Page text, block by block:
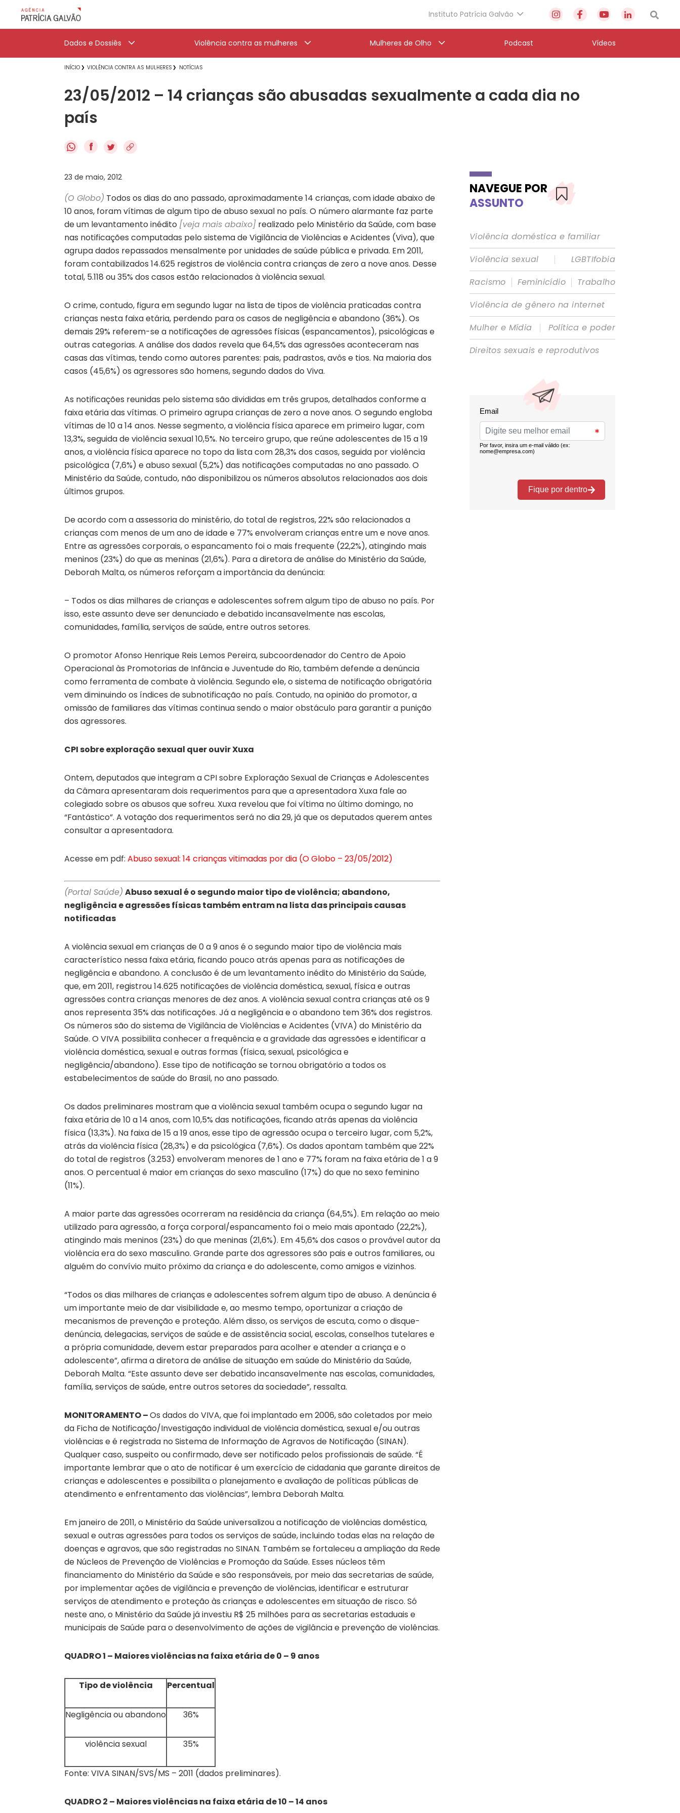
Instituto Patrícia Galvão
Dados e Dossiês Violência contra as mulheres Mulheres de Olho Podcast Vídeos
INÍCIO VIOLÊNCIA CONTRA AS MULHERES NOTÍCIAS
23/05/2012 – 14 crianças são abusadas sexualmente a cada dia no
país
f
23 de maio, 2012
(O Globo) Todos os dias do ano passado, aproximadamente 14 crianças, com idade abaixo de
10 anos, foram vítimas de algum tipo de abuso sexual no país. O número alarmante faz parte
de um levantamento inédito [veja mais abaixo] realizado pelo Ministério da Saúde, com base
nas notificações computadas pelo sistema de Vigilância de Violências e Acidentes (Viva), que
agrupa dados repassados mensalmente por unidades de saúde pública e privada. Em 2011,
foram contabilizados 14.625 registros de violência contra crianças de zero a nove anos. Desse
total, 5.118 ou 35% dos casos estão relacionados à violência sexual.
O crime, contudo, figura em segundo lugar na lista de tipos de violência praticadas contra
crianças nesta faixa etária, perdendo para os casos de negligência e abandono (36%). Os
demais 29% referem-se a notificações de agressões físicas (espancamentos), psicológicas e
outras categorias. A análise dos dados revela que 64,5% das agressões aconteceram nas
casas das vítimas, tendo como autores parentes: pais, padrastos, avôs e tios. Na maioria dos
casos (45,6%) os agressores são homens, segundo dados do Viva.
As notificações reunidas pelo sistema são divididas em três grupos, detalhados conforme a
faixa etária das vítimas. O primeiro agrupa crianças de zero a nove anos. O segundo engloba
vítimas de 10 a 14 anos. Nesse segmento, a violência física aparece em primeiro lugar, com
13,3%, seguida de violência sexual 10,5%. No terceiro grupo, que reúne adolescentes de 15 a 19
anos, a violência física aparece no topo da lista com 28,3% dos casos, seguida por violência
psicológica (7,6%) e abuso sexual (5,2%) das notificações computadas no ano passado. O
Ministério da Saúde, contudo, não disponibilizou os números absolutos relacionados aos dois
últimos grupos.
De acordo com a assessoria do ministério, do total de registros, 22% são relacionados a
crianças com menos de um ano de idade e 77% envolveram crianças entre um e nove anos.
Entre as agressões corporais, o espancamento foi o mais frequente (22,2%), atingindo mais
meninos (23%) do que as meninas (21,6%). Para a diretora de análise do Ministério da Saúde,
Deborah Malta, os números reforçam a importância da denúncia:
– Todos os dias milhares de crianças e adolescentes sofrem algum tipo de abuso no país. Por
isso, este assunto deve ser denunciado e debatido incansavelmente nas escolas,
comunidades, família, serviços de saúde, entre outros setores.
O promotor Afonso Henrique Reis Lemos Pereira, subcoordenador do Centro de Apoio
Operacional às Promotorias de Infância e Juventude do Rio, também defende a denúncia
como ferramenta de combate à violência. Segundo ele, o sistema de notificação obrigatória
vem diminuindo os índices de subnotificação no país. Contudo, na opinião do promotor, a
omissão de familiares das vítimas continua sendo o maior obstáculo para garantir a punição
dos agressores.
CPI sobre exploração sexual quer ouvir Xuxa
Ontem, deputados que integram a CPI sobre Exploração Sexual de Crianças e Adolescentes
da Câmara apresentaram dois requerimentos para que a apresentadora Xuxa fale ao
colegiado sobre os abusos que sofreu. Xuxa revelou que foi vítima no último domingo, no
“Fantástico”. A votação dos requerimentos será no dia 29, já que os deputados querem antes
consultar a apresentadora.
Acesse em pdf: Abuso sexual: 14 crianças vitimadas por dia (O Globo – 23/05/2012)
(Portal Saúde) Abuso sexual é o segundo maior tipo de violência; abandono,
negligência e agressões físicas também entram na lista das principais causas
notificadas
A violência sexual em crianças de 0 a 9 anos é o segundo maior tipo de violência mais
característico nessa faixa etária, ficando pouco atrás apenas para as notificações de
negligência e abandono. A conclusão é de um levantamento inédito do Ministério da Saúde,
que, em 2011, registrou 14.625 notificações de violência doméstica, sexual, física e outras
agressões contra crianças menores de dez anos. A violência sexual contra crianças até os 9
anos representa 35% das notificações. Já a negligência e o abandono tem 36% dos registros.
Os números são do sistema de Vigilância de Violências e Acidentes (VIVA) do Ministério da
Saúde. O VIVA possibilita conhecer a frequência e a gravidade das agressões e identificar a
violência doméstica, sexual e outras formas (física, sexual, psicológica e
negligência/abandono). Esse tipo de notificação se tornou obrigatório a todos os
estabelecimentos de saúde do Brasil, no ano passado.
Os dados preliminares mostram que a violência sexual também ocupa o segundo lugar na
faixa etária de 10 a 14 anos, com 10,5% das notificações, ficando atrás apenas da violência
física (13,3%). Na faixa de 15 a 19 anos, esse tipo de agressão ocupa o terceiro lugar, com 5,2%,
atrás da violência física (28,3%) e da psicológica (7,6%). Os dados apontam também que 22%
do total de registros (3.253) envolveram menores de 1 ano e 77% foram na faixa etária de 1 a 9
anos. O percentual é maior em crianças do sexo masculino (17%) do que no sexo feminino
(11%).
A maior parte das agressões ocorreram na residência da criança (64,5%). Em relação ao meio
utilizado para agressão, a força corporal/espancamento foi o meio mais apontado (22,2%),
atingindo mais meninos (23%) do que meninas (21,6%). Em 45,6% dos casos o provável autor da
violência era do sexo masculino. Grande parte dos agressores são pais e outros familiares, ou
alguém do convívio muito próximo da criança e do adolescente, como amigos e vizinhos.
“Todos os dias milhares de crianças e adolescentes sofrem algum tipo de abuso. A denúncia é
um importante meio de dar visibilidade e, ao mesmo tempo, oportunizar a criação de
mecanismos de prevenção e proteção. Além disso, os serviços de escuta, como o disque-
denúncia, delegacias, serviços de saúde e de assistência social, escolas, conselhos tutelares e
a própria comunidade, devem estar preparados para acolher e atender a criança e o
adolescente”, afirma a diretora de análise de situação em saúde do Ministério da Saúde,
Deborah Malta. “Este assunto deve ser debatido incansavelmente nas escolas, comunidades,
família, serviços de saúde, entre outros setores da sociedade”, ressalta.
MONITORAMENTO –Os dados do VIVA, que foi implantado em 2006, são coletados por meio
da Ficha de Notificação/Investigação individual de violência doméstica, sexual e/ou outras
violências e é registrada no Sistema de Informação de Agravos de Notificação (SINAN).
Qualquer caso, suspeito ou confirmado, deve ser notificado pelos profissionais de saúde. “É
importante lembrar que o ato de notificar é um exercício de cidadania que garante direitos de
crianças e adolescentes e possibilita o planejamento e avaliação de políticas públicas de
atendimento e enfrentamento das violências”, lembra Deborah Malta.
Em janeiro de 2011, o Ministério da Saúde universalizou a notificação de violências doméstica,
sexual e outras agressões para todos os serviços de saúde, incluindo todas elas na relação de
doenças e agravos, que são registradas no SINAN. Também se fortaleceu a ampliação da Rede
de Núcleos de Prevenção de Violências e Promoção da Saúde. Esses núcleos têm
financiamento do Ministério da Saúde e são responsáveis, por meio das secretarias de saúde,
por implementar ações de vigilância e prevenção de violências, identificar e estruturar
serviços de atendimento e proteção às crianças e adolescentes em situação de risco. Só
neste ano, o Ministério da Saúde já investiu R$ 25 milhões para as secretarias estaduais e
municipais de Saúde para o desenvolvimento de ações de vigilância e prevenção de violências.
QUADRO 1 – Maiores violências na faixa etária de 0 – 9 anos
Tipo de violência Percentual
Negligência ou abandono 36%
violência sexual 35%
Fonte: VIVA SINAN/SVS/MS – 2011 (dados preliminares).
QUADRO 2 – Maiores violências na faixa etária de 10 – 14 anos
NAVEGUE POR
ASSUNTO
Violência doméstica e familiar
Violência sexual
|
LGBTIfobia
Racismo | Feminicídio | Trabalho
Violência de gênero na internet
Mulher e Mídia
|
Política e poder
Direitos sexuais e reprodutivos